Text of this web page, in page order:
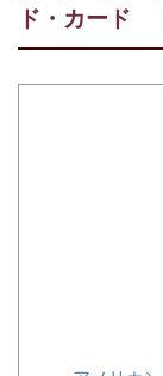
ド・カード